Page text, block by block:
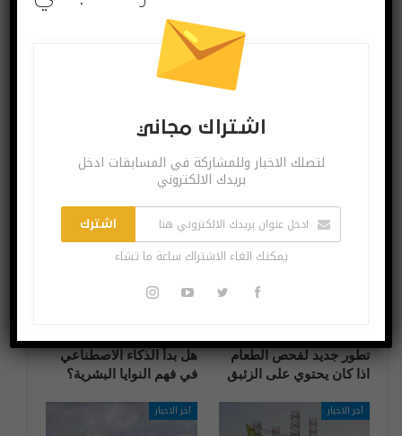
عملياتها في سلطنة
نخبة من الشركات
اللبنانية ضمن المعرض
الدولي لتكنولوجيا
آخر الاخبار
تطور جديد لفحص الطعام
اذا كان يحتوي على الزئبق
آخر الاخبار
هل بدأ الذكاء الاصطناعي
في فهم النوايا البشرية؟
آخر الاخبار آخر الاخبار
اشتراك مجاني
لتصلك الاخبار وللمشاركة في المسابقات ادخل
بريدك الالكتروني
اشترك
يمكنك الغاء الاشتراك ساعة ما تشاء